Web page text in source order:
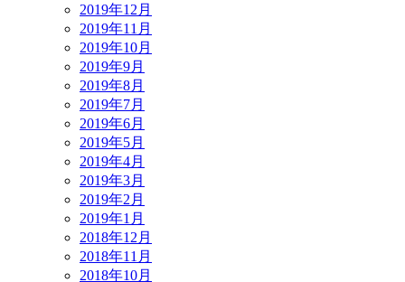
2019年12月
2019年11月
2019年10月
2019年9月
2019年8月
2019年7月
2019年6月
2019年5月
2019年4月
2019年3月
2019年2月
2019年1月
2018年12月
2018年11月
2018年10月